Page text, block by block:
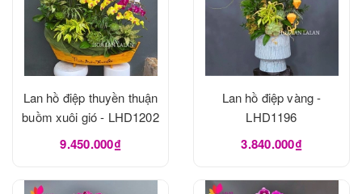
Lan hồ điệp thuyền thuận
buồm xuôi gió - LHD1202
9.450.000₫
Lan hồ điệp vàng -
LHD1196
3.840.000₫